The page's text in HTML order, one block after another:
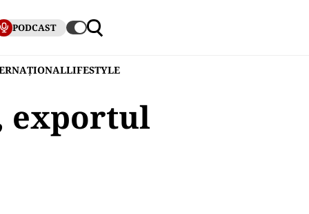
PODCAST
LIFESTYLE
exportul